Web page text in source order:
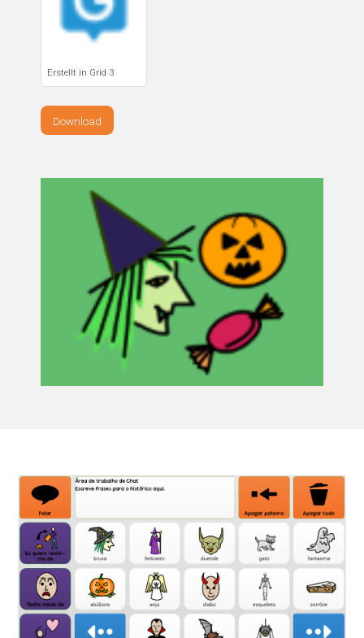
Erstellt in Grid 3
Download